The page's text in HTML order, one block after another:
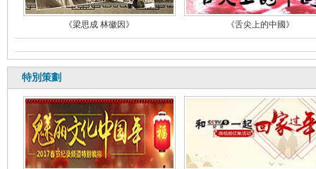
《梁思成 林徽因》 《舌尖上的中國》
特別策劃